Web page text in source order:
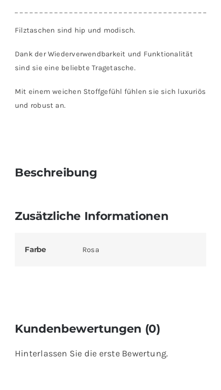
Menge
Filztaschen sind hip und modisch.
Dank der Wiederverwendbarkeit und Funktionalität
sind sie eine beliebte Tragetasche.
Mit einem weichen Stoffgefühl fühlen sie sich luxuriös
und robust an.
Beschreibung
Zusätzliche Informationen
Farbe Rosa
Kundenbewertungen (0)
Hinterlassen Sie die erste Bewertung.